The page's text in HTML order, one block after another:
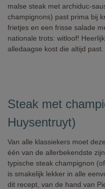
malse steak met archiduc-
champignons) past prima bij
frietjes en een frisse salade
nationale trots: witloof!
alledaagse kost die altijd past.
Steak met
Huysentruyt)
Van alle klassiekers moet
één van de allerbekendste
typische steak champignon
is smakelijk lekker in alle
dit recept, van de hand van